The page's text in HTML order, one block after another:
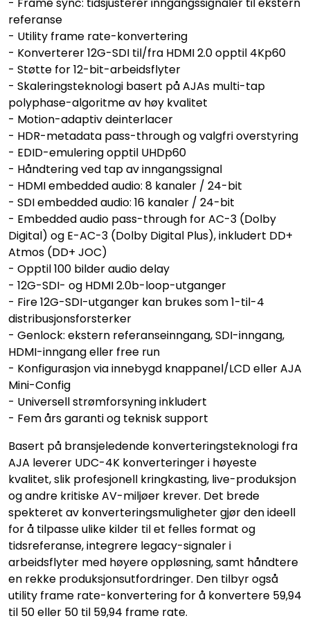
referanse
- Utility frame rate-konvertering
- Konverterer 12G-SDI til/fra HDMI 2.0 opptil 4Kp60
- Støtte for 12-bit-arbeidsflyter
- Skalerings­teknologi basert på AJAs multi-tap
polyphase-algoritme av høy kvalitet
- Motion-adaptiv deinterlacer
- HDR-metadata pass-through og valgfri overstyring
- EDID-emulering opptil UHDp60
- Håndtering ved tap av inngangssignal
- HDMI embedded audio: 8 kanaler / 24-bit
- SDI embedded audio: 16 kanaler / 24-bit
- Embedded audio pass-through for AC-3 (Dolby
Digital) og E-AC-3 (Dolby Digital Plus), inkludert DD+
Atmos (DD+ JOC)
- Opptil 100 bilder audio delay
- 12G-SDI- og HDMI 2.0b-loop-utganger
- Fire 12G-SDI-utganger kan brukes som 1-til-4
distribusjonsforsterker
- Genlock: ekstern referanseinngang, SDI-inngang,
HDMI-inngang eller free run
- Konfigurasjon via innebygd knappanel/LCD eller AJA
Mini-Config
- Universell strømforsyning inkludert
- Fem års garanti og teknisk support
Basert på bransjeledende konverteringsteknologi fra
AJA leverer UDC-4K konverteringer i høyeste
kvalitet, slik profesjonell kringkasting, live-produksjon
og andre kritiske AV-miljøer krever. Det brede
spekteret av konverteringsmuligheter gjør den ideell
for å tilpasse ulike kilder til et felles format og
tidsreferanse, integrere legacy-signaler i
arbeidsflyter med høyere oppløsning, samt håndtere
en rekke produksjonsutfordringer. Den tilbyr også
utility frame rate-konvertering for å konvertere 59,94
til 50 eller 50 til 59,94 frame rate.